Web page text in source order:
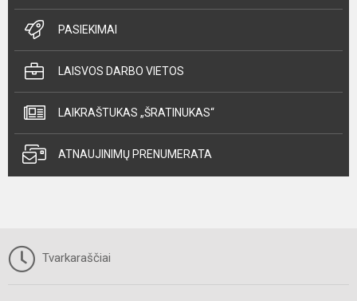
PASIEKIMAI
LAISVOS DARBO VIETOS
LAIKRAŠTUKAS „ŠRATINUKAS“
ATNAUJINIMŲ PRENUMERATA
Tvarkaraščiai